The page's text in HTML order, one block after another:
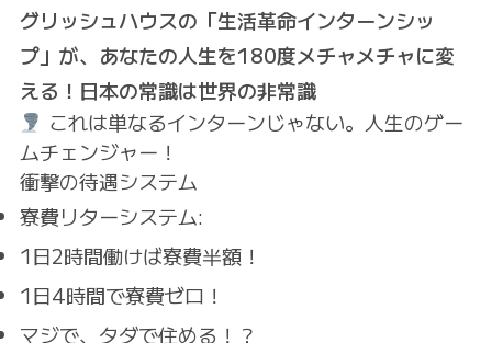
グリッシュハウスの「生活革命インターンシッ
プ」が、あなたの人生を180度メチャメチャに変
える！日本の常識は世界の非常識
これは単なるインターンじゃない。人生のゲー
ムチェンジャー！
衝撃の待遇システム
寮費リターシステム:
1日2時間働けば寮費半額！
1日4時間で寮費ゼロ！
マジで、タダで住める！？